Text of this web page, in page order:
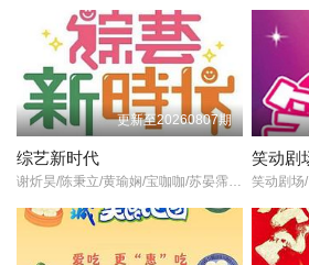
20241228 20250104
20250118 20250125
20250208 20250222
20250322 20250329
风田
何笃霖
张秀
旅行第四季》百度云网盘资源以及《花甲
p4迅雷下载，希望您能喜欢！
更新至20260807期
综艺新时代
谢炘昊/陈秉立/黄瑜娴/宝咖咖/苏晏霈/曾栎骋/朱木炎/杨金桂/郭李建夫/吴东谚/张立东/杨昇达/徐玮吟/卓毓彤/浩角翔起/苏晏霈/
笑动剧
笑动剧场/